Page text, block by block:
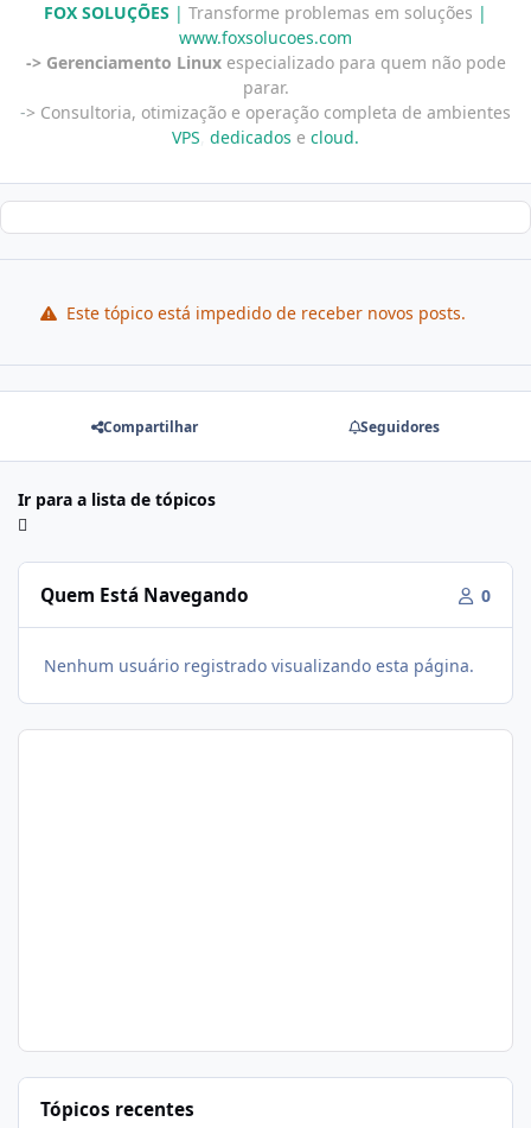
FOX SOLUÇÕES | Transforme problemas em soluções |
www.foxsolucoes.com
-> Gerenciamento Linuxespecializado para quem não pode
parar.
-> Consultoria, otimização e operação completa de ambientes
VPS dedicados e cloud.
Este tópico está impedido de receber novos posts.
Compartilhar Seguidores
Ir para a lista de tópicos
Quem Está Navegando 0
Nenhum usuário registrado visualizando esta página.
Tópicos recentes